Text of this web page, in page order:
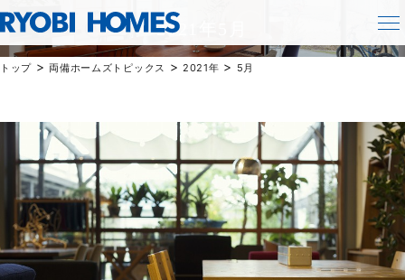
TOPICS
2021年5月
トップ >両備ホームズトピックス > 2021年 > 5月